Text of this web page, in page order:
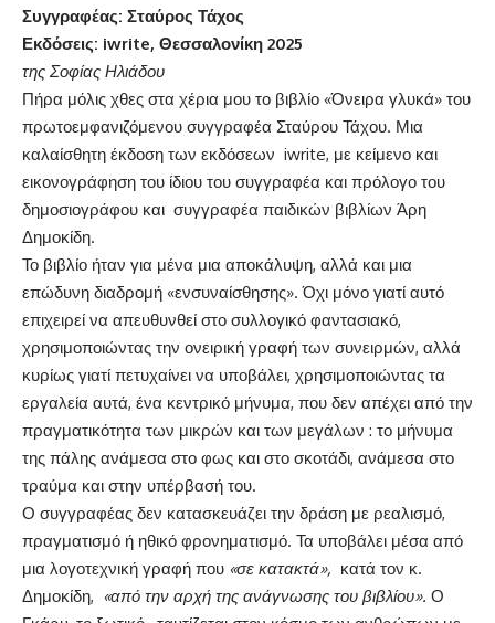
Συγγραφέας: Σταύρος Τάχος
Εκδόσεις: iwrite, Θεσσαλονίκη 2025
της Σοφίας Ηλιάδου
Πήρα μόλις χθες στα χέρια μου το βιβλίο «Όνειρα γλυκά» του
πρωτοεμφανιζόμενου συγγραφέα Σταύρου Τάχου. Μια
καλαίσθητη έκδοση των εκδόσεων iwrite, με κείμενο και
εικονογράφηση του ίδιου του συγγραφέα και πρόλογο του
δημοσιογράφου και συγγραφέα παιδικών βιβλίων Άρη
Δημοκίδη.
Το βιβλίο ήταν για μένα μια αποκάλυψη, αλλά και μια
επώδυνη διαδρομή «ενσυναίσθησης». Όχι μόνο γιατί αυτό
επιχειρεί να απευθυνθεί στο συλλογικό φαντασιακό,
χρησιμοποιώντας την ονειρική γραφή των συνειρμών, αλλά
κυρίως γιατί πετυχαίνει να υποβάλει, χρησιμοποιώντας τα
εργαλεία αυτά, ένα κεντρικό μήνυμα, που δεν απέχει από την
πραγματικότητα των μικρών και των μεγάλων : το μήνυμα
της πάλης ανάμεσα στο φως και στο σκοτάδι, ανάμεσα στο
τραύμα και στην υπέρβασή του.
Ο συγγραφέας δεν κατασκευάζει την δράση με ρεαλισμό,
πραγματισμό ή ηθικό φρονηματισμό. Τα υποβάλει μέσα από
μια λογοτεχνική γραφή που «σε κατακτά», κατά τον κ.
Δημοκίδη, «από την αρχή της ανάγνωσης του βιβλίου». Ο